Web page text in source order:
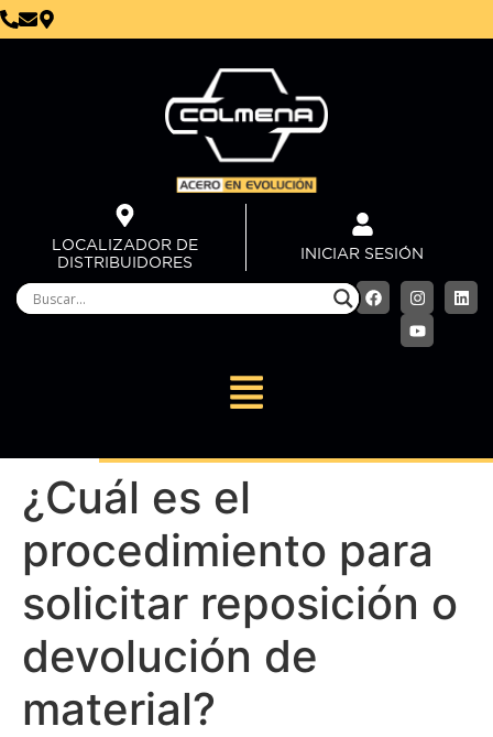
LOCALIZADOR DE
DISTRIBUIDORES
INICIAR SESIÓN
¿Cuál es el
procedimiento para
solicitar reposición o
devolución de
material?